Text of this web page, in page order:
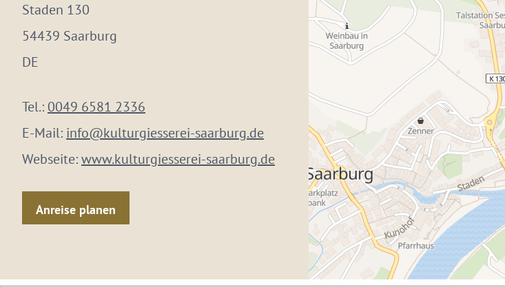
Staden 130
54439 Saarburg
DE
Tel.: 0049 6581 2336
E-Mail: info@kulturgiesserei-saarburg.de
Webseite:www.kulturgiesserei-saarburg.de
Anreise planen